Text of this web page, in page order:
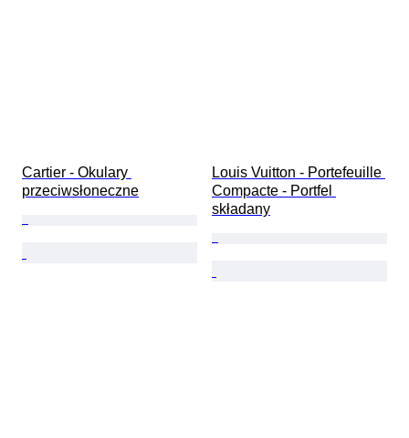
Cartier - Okulary
przeciwsłoneczne
Louis Vuitton - Portefeuille
Compacte - Portfel
składany